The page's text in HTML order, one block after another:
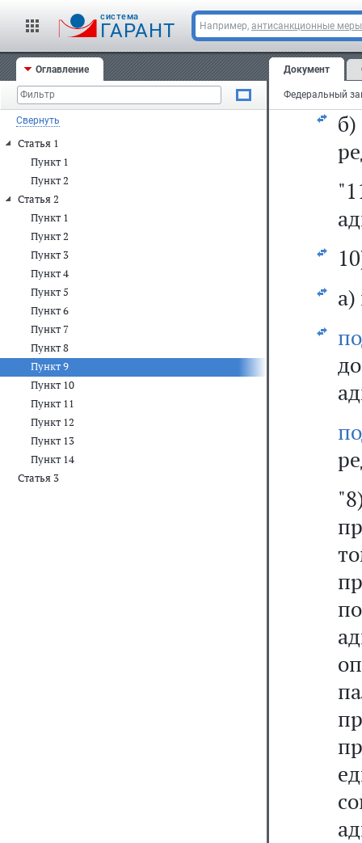
cистема
ГАРАНТ Например, антисанкционные меры
Оглавление
Свернуть
Статья 1
Пункт 1
Пункт 2
Статья 2
Пункт 1
Пункт 2
Пункт 3
Пункт 4
Пункт 5
Пункт 6
Пункт 7
Пункт 8
Пункт 9
Пункт 10
Пункт 11
Пункт 12
Пункт 13
Пункт 14
Статья 3
Документ